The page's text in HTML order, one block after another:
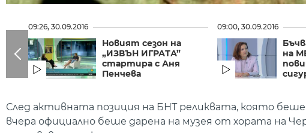
09:26, 30.09.2016
Новият сезон на
„ИЗВЪН ИГРАТА”
стартира с Аня
Пенчева
09:00, 30.09.2016
на
След активната позиция на БНТ реликвата, която
вчера официално беше дарена на музея от хората на